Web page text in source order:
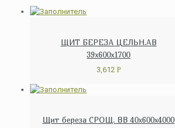
ЩИТ БЕРЕЗА ЦЕЛЬН.АВ
39x600x1700
3,612 Р
Щит береза СРОЩ. ВВ 40x600x4000